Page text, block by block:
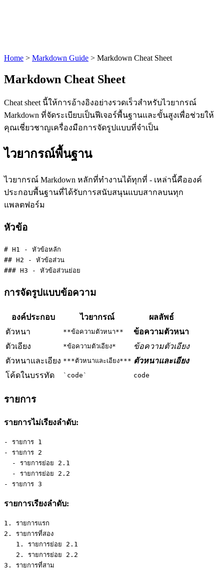
Home > Markdown Guide > Markdown Cheat Sheet
Markdown Cheat Sheet
Cheat sheet นี้ให้การอ้างอิงอย่างรวดเร็วสำหรับไวยากรณ์
Markdown ที่จัดระเบียบเป็นฟีเจอร์พื้นฐานและขั้นสูงเพื่อช่วยให้
คุณเชี่ยวชาญเครื่องมือการจัดรูปแบบที่จำเป็น
ไวยากรณ์พื้นฐาน
ไวยากรณ์ Markdown หลักที่ทำงานได้ทุกที่ - เหล่านี้คือองค์
ประกอบพื้นฐานที่ได้รับการสนับสนุนแบบสากลบนทุก
แพลตฟอร์ม
หัวข้อ
# H1 - หัวข้อหลัก
## H2 - หัวข้อส่วน
### H3 - หัวข้อส่วนย่อย
การจัดรูปแบบข้อความ
องค์ประกอบ ไวยากรณ์
ผลลัพธ์
ตัวหนา
**ข้อความตัวหนา**
ข้อความตัวหนา
ตัวเอียง
*ข้อความตัวเอียง*
ข้อความตัวเอียง
ตัวหนาและเอียง ***ตัวหนาและเอียง*** ตัวหนาและเอียง
โค้ดในบรรทัด
`code` code
รายการ
รายการไม่เรียงลำดับ:
- รายการ 1
- รายการ 2
  - รายการย่อย 2.1
  - รายการย่อย 2.2
- รายการ 3
รายการเรียงลำดับ:
1. รายการแรก
2. รายการที่สอง
   1. รายการย่อย 2.1
   2. รายการย่อย 2.2
3. รายการที่สาม